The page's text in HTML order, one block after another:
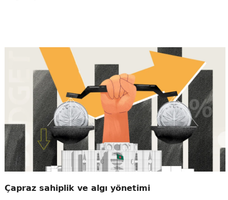
Çapraz sahiplik ve algı yönetimi